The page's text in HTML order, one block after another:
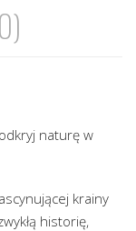
naturę w
krainy
historię,